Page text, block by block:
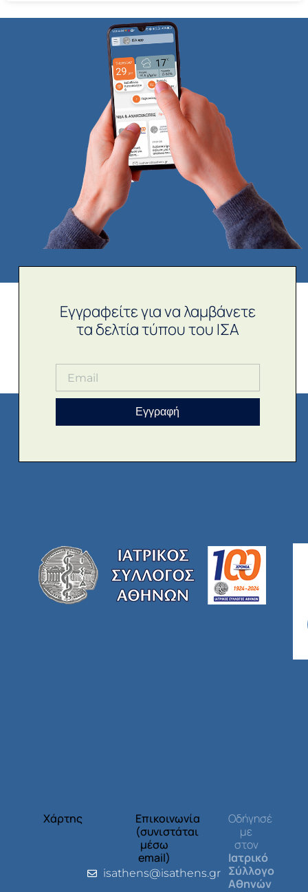
Εγγραφείτε για να λαμβάνετε
τα δελτία τύπου του ΙΣΑ
Εγγραφή
Χάρτης
Επικοινωνία
(συνιστάται
μέσω
email)
isathens@isathens.gr
Οδήγησέ
με
στον
Ιατρικό
Σύλλογο
Αθηνών